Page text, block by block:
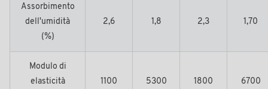
Assorbimento
dell'umidità
(%)
2,6 1,8 2,3 1,70
Modulo di
elasticità
1100 5300 1800 6700